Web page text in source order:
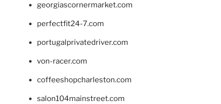
georgiascornermarket.com
perfectfit24-7.com
portugalprivatedriver.com
von-racer.com
coffeeshopcharleston.com
salon104mainstreet.com